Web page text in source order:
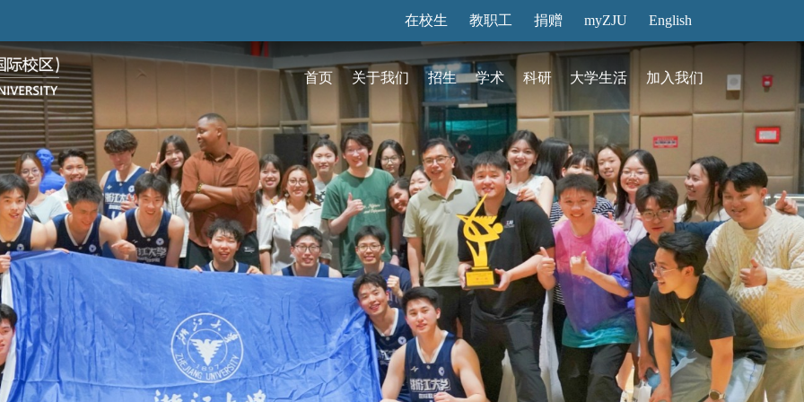
内
容
在校生 教职工 捐赠 myZJU English
首页 关于我们
关于我们
校区简介
使命愿景
校区领导
联系我们
云看校园
组织机构
校园地图
访客预约
展厅预约
招生
招生
本科生招生
通知动态
招生视频
研究生招生
通知动态
国际生招生
学术
学术
本科生课程
研究生课程
通识课程
学术日历
机构&活动
语言中心
图书馆
书院
科研
科研
科研概览
研究中心
研究平台
仪器共享平台
科研动态
技术转化
大学生活
大学生活
生活在国际校区
成长在国际校区
活力在国际校区
加入我们
加入我们
热招岗位 人物故事